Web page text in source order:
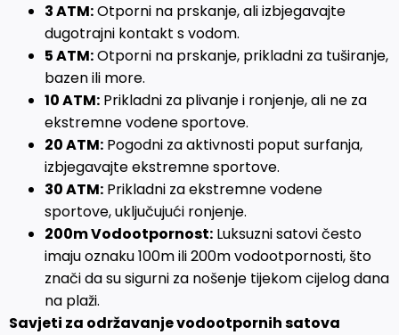
3 ATM:Otporni na prskanje, ali izbjegavajte
dugotrajni kontakt s vodom.
5 ATM:Otporni na prskanje, prikladni za tuširanje,
bazen ili more.
10 ATM: Prikladni za plivanje i ronjenje, ali ne za
ekstremne vodene sportove.
20 ATM: Pogodni za aktivnosti poput surfanja,
izbjegavajte ekstremne sportove.
30 ATM: Prikladni za ekstremne vodene
sportove, uključujući ronjenje.
200m Vodootpornost: Luksuzni satovi često
imaju oznaku 100m ili 200m vodootpornosti, što
znači da su sigurni za nošenje tijekom cijelog dana
na plaži.
Savjeti za održavanje vodootpornih satova